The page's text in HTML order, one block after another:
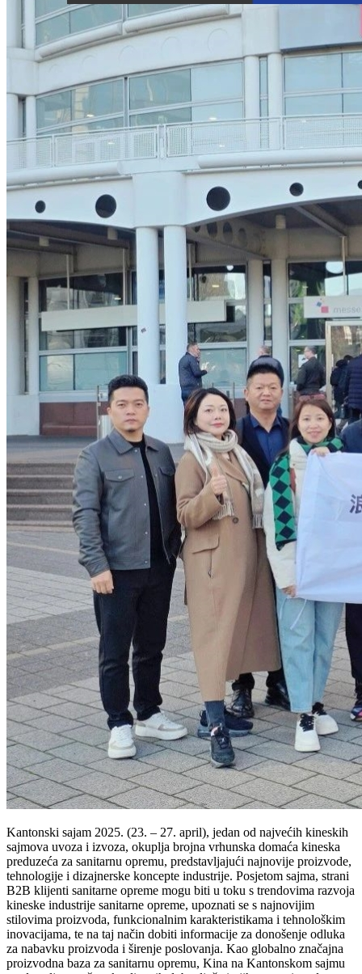
Kantonski sajam 2025. (23. – 27. april), jedan od najvećih kineskih
sajmova uvoza i izvoza, okuplja brojna vrhunska domaća kineska
preduzeća za sanitarnu opremu, predstavljajući najnovije proizvode,
tehnologije i dizajnerske koncepte industrije. Posjetom sajma, strani
B2B klijenti sanitarne opreme mogu biti u toku s trendovima razvoja
kineske industrije sanitarne opreme, upoznati se s najnovijim
stilovima proizvoda, funkcionalnim karakteristikama i tehnološkim
inovacijama, te na taj način dobiti informacije za donošenje odluka
za nabavku proizvoda i širenje poslovanja. Kao globalno značajna
proizvodna baza za sanitarnu opremu, Kina na Kantonskom sajmu